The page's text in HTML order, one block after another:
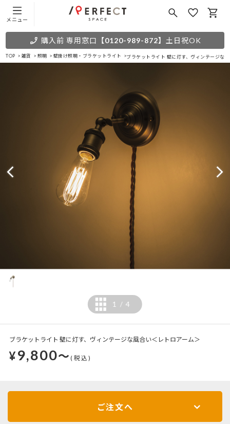
メニュー
購入前 専用窓口 【0120-989-872】 土日祝OK
TOP 雑貨 照明 壁掛け照明・ブラケットライト ブラケットライト 壁に灯す、ヴィンテージな
1 / 4
ブラケットライト 壁に灯す、ヴィンテージな風合い＜レトロアーム＞
¥9,800～(税込)
ご注文へ